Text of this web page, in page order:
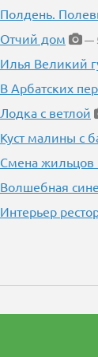
Полдень.
Отчий дом
—
Илья Великий
В Арбатских
Лодка с ветлой
Куст малины с
Смена жильцов
Волшебная
Интерьер